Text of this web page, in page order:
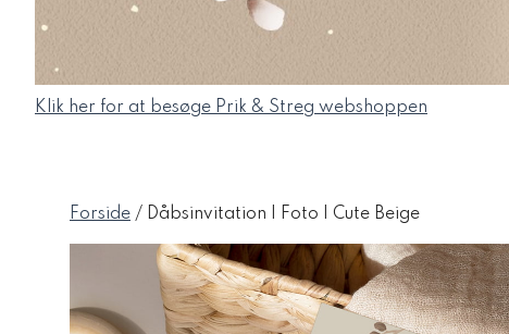
Klik her for at besøge Prik & Streg webshoppen
Forside / Dåbsinvitation | Foto | Cute Beige